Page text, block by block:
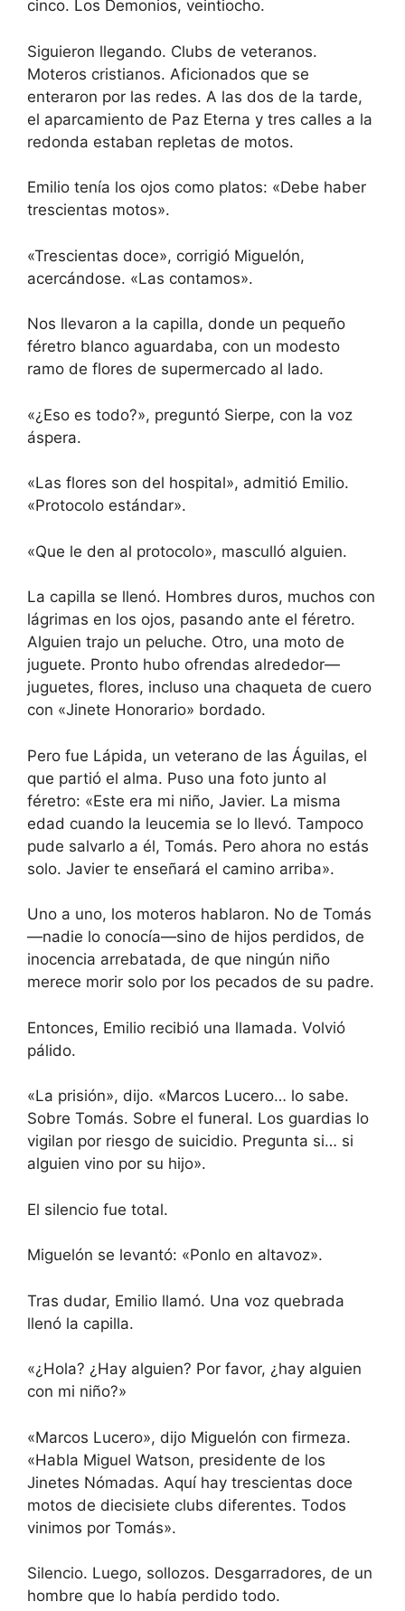
cinco. Los Demonios, veintiocho.
Siguieron llegando. Clubs de veteranos.
Moteros cristianos. Aficionados que se
enteraron por las redes. A las dos de la tarde,
el aparcamiento de Paz Eterna y tres calles a la
redonda estaban repletas de motos.
Emilio tenía los ojos como platos: «Debe haber
trescientas motos».
«Trescientas doce», corrigió Miguelón,
acercándose. «Las contamos».
Nos llevaron a la capilla, donde un pequeño
féretro blanco aguardaba, con un modesto
ramo de flores de supermercado al lado.
«¿Eso es todo?», preguntó Sierpe, con la voz
áspera.
«Las flores son del hospital», admitió Emilio.
«Protocolo estándar».
«Que le den al protocolo», masculló alguien.
La capilla se llenó. Hombres duros, muchos con
lágrimas en los ojos, pasando ante el féretro.
Alguien trajo un peluche. Otro, una moto de
juguete. Pronto hubo ofrendas alrededor—
juguetes, flores, incluso una chaqueta de cuero
con «Jinete Honorario» bordado.
Pero fue Lápida, un veterano de las Águilas, el
que partió el alma. Puso una foto junto al
féretro: «Este era mi niño, Javier. La misma
edad cuando la leucemia se lo llevó. Tampoco
pude salvarlo a él, Tomás. Pero ahora no estás
solo. Javier te enseñará el camino arriba».
Uno a uno, los moteros hablaron. No de Tomás
—nadie lo conocía—sino de hijos perdidos, de
inocencia arrebatada, de que ningún niño
merece morir solo por los pecados de su padre.
Entonces, Emilio recibió una llamada. Volvió
pálido.
«La prisión», dijo. «Marcos Lucero… lo sabe.
Sobre Tomás. Sobre el funeral. Los guardias lo
vigilan por riesgo de suicidio. Pregunta si… si
alguien vino por su hijo».
El silencio fue total.
Miguelón se levantó: «Ponlo en altavoz».
Tras dudar, Emilio llamó. Una voz quebrada
llenó la capilla.
«¿Hola? ¿Hay alguien? Por favor, ¿hay alguien
con mi niño?»
«Marcos Lucero», dijo Miguelón con firmeza.
«Habla Miguel Watson, presidente de los
Jinetes Nómadas. Aquí hay trescientas doce
motos de diecisiete clubs diferentes. Todos
vinimos por Tomás».
Silencio. Luego, sollozos. Desgarradores, de un
hombre que lo había perdido todo.